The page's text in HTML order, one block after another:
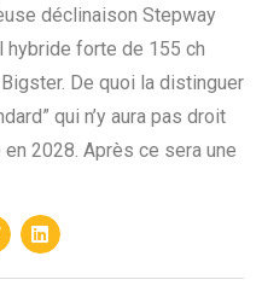
déclinaison Stepway
forte de 155 ch
De quoi la distinguer
qui n’y aura pas droit
2028. Après ce sera une